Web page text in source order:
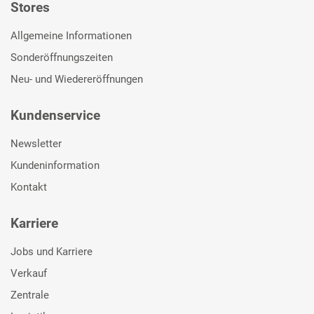
Stores
Allgemeine Informationen
Sonderöffnungszeiten
Neu- und Wiedereröffnungen
Kundenservice
Newsletter
Kundeninformation
Kontakt
Karriere
Jobs und Karriere
Verkauf
Zentrale